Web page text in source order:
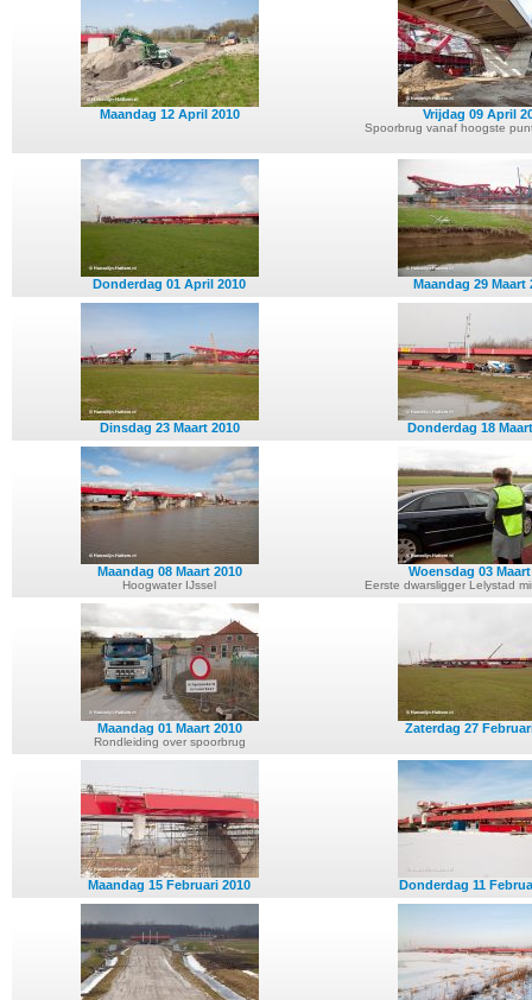
Maandag 12 April 2010 Vrijdag 09 April
Spoorbrug vanaf hoogste
Donderdag 01 April 2010 Maandag 29 Maart
Dinsdag 23 Maart 2010 Donderdag 18
Maandag 08 Maart 2010
Hoogwater IJssel
Woensdag 03
Eerste dwarsligger Lelystad
Maandag 01 Maart 2010
Rondleiding over spoorbrug
Zaterdag 27
Maandag 15 Februari 2010 Donderdag 11